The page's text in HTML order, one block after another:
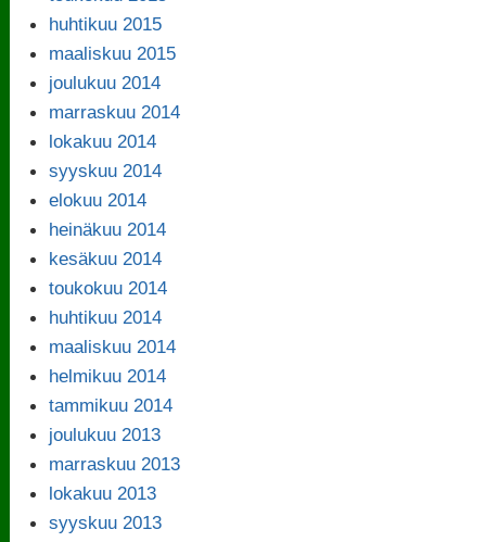
huhtikuu 2015
maaliskuu 2015
joulukuu 2014
marraskuu 2014
lokakuu 2014
syyskuu 2014
elokuu 2014
heinäkuu 2014
kesäkuu 2014
toukokuu 2014
huhtikuu 2014
maaliskuu 2014
helmikuu 2014
tammikuu 2014
joulukuu 2013
marraskuu 2013
lokakuu 2013
syyskuu 2013